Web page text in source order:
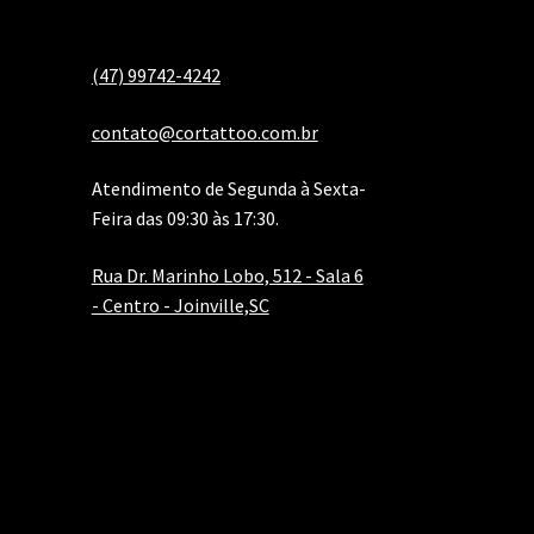
(47) 99742-4242
contato@cortattoo.com.br
Atendimento de Segunda à Sexta-
Feira das 09:30 às 17:30.
Rua Dr. Marinho Lobo, 512 - Sala 6
- Centro - Joinville,SC